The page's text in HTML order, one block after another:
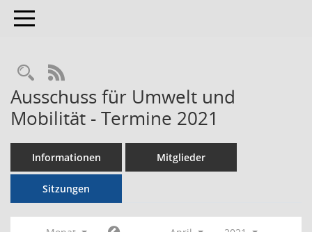
Toggle navigation
RSS-Feed
Ausschuss für Umwelt und
Mobilität - Termine 2021
Informationen Mitglieder
Sitzungen